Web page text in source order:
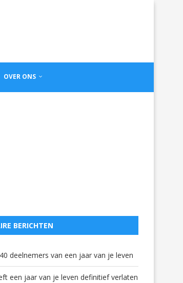
OVER ONS
BERICHTEN
deelnemers van een jaar van je leven
een jaar van je leven definitief verlaten